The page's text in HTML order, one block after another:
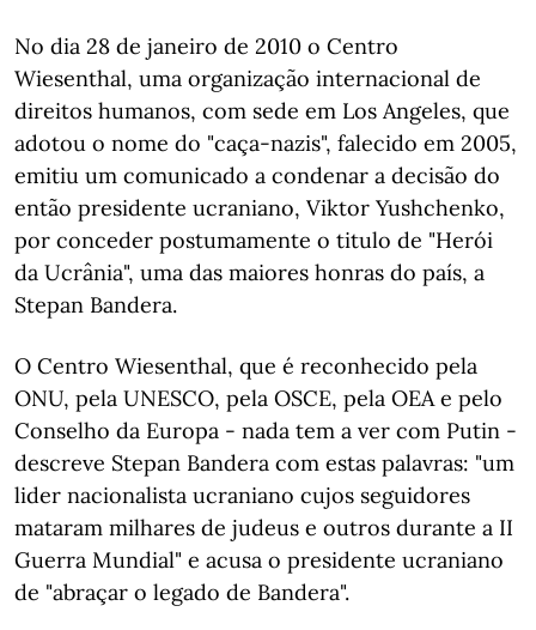
No dia 28 de janeiro de 2010 o Centro
Wiesenthal, uma organização internacional de
direitos humanos, com sede em Los Angeles, que
adotou o nome do "caça-nazis", falecido em 2005,
emitiu um comunicado a condenar a decisão do
então presidente ucraniano, Viktor Yushchenko,
por conceder postumamente o titulo de "Herói
da Ucrânia", uma das maiores honras do país, a
Stepan Bandera.
O Centro Wiesenthal, que é reconhecido pela
ONU, pela UNESCO, pela OSCE, pela OEA e pelo
Conselho da Europa - nada tem a ver com Putin -
descreve Stepan Bandera com estas palavras: "um
lider nacionalista ucraniano cujos seguidores
mataram milhares de judeus e outros durante a II
Guerra Mundial" e acusa o presidente ucraniano
de "abraçar o legado de Bandera".